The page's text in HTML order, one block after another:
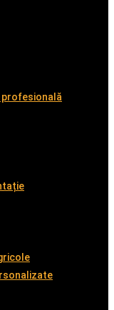
profesională